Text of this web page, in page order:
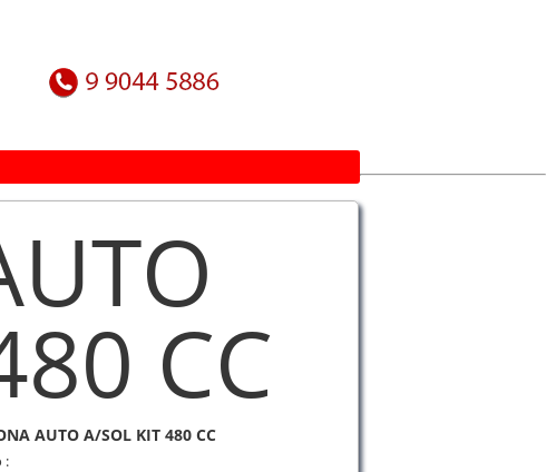
CC
AUTO A/SOL KIT 480 CC
: